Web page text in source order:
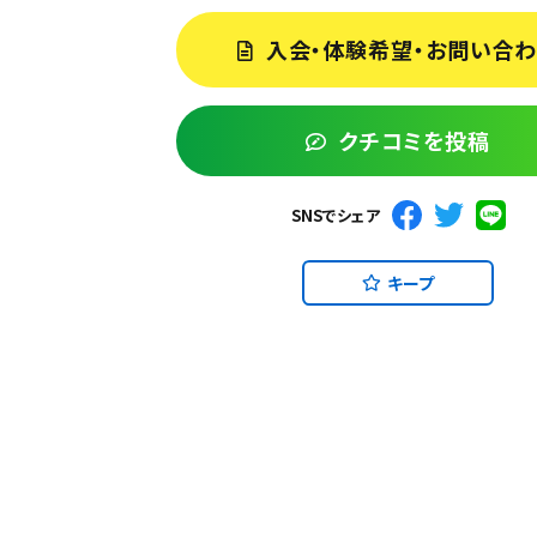
入会・体験希望・お問い合
クチコミを投稿
SNSでシェア
キープ